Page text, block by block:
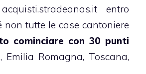
acquisti.stradeanas.itentro
non tutte le case cantoniere
cominciare con 30 punti
Emilia Romagna, Toscana,